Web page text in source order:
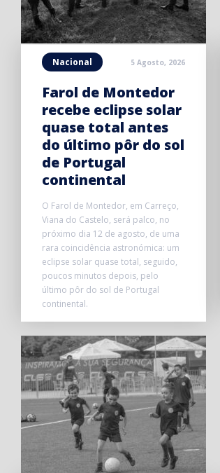
Nacional 5 Agosto, 2026
Farol de Montedor
recebe eclipse solar
quase total antes
do último pôr do sol
de Portugal
continental
O Farol de Montedor, em Carreço,
Viana do Castelo, será palco, no
próximo dia 12 de agosto, de uma
rara coincidência astronómica: um
eclipse solar quase total, seguido,
poucos minutos depois, pelo
último pôr do sol de Portugal
continental.